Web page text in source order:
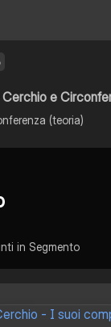
Cerchio e
(teoria)
in Segmento